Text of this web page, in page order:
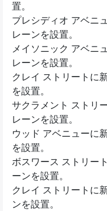
置。
プレシディオ アベニ
レーンを設置。
メイソニック アベニ
レーンを設置。
クレイ ストリートに
を設置。
サクラメント ストリ
レーンを設置。
ウッド アベニューに
を設置。
ボスワース ストリー
ーンを設置。
クレイ ストリートに
ンを設置。